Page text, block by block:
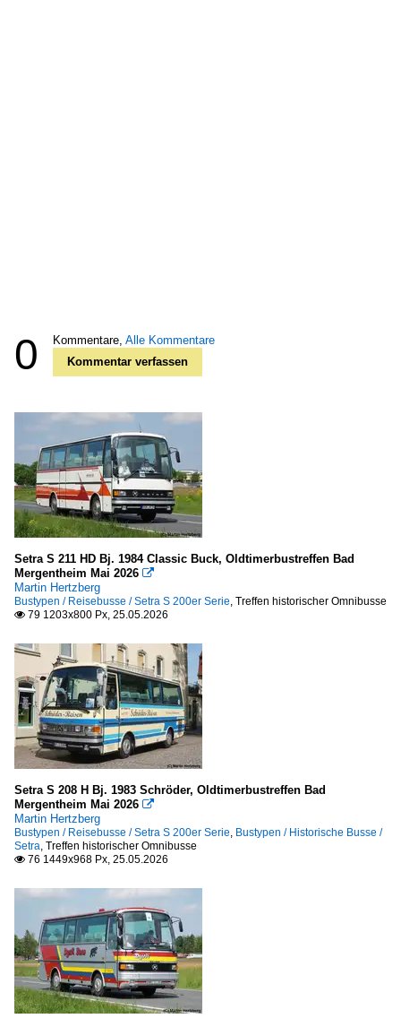
0 Kommentare, Alle Kommentare
Kommentar verfassen
Setra S 211 HD Bj. 1984 Classic Buck, Oldtimerbustreffen Bad
Mergentheim Mai 2026 
Martin Hertzberg
Bustypen / Reisebusse / Setra S 200er Serie, Treffen historischer Omnibusse
 79 1203x800 Px, 25.05.2026
Setra S 208 H Bj. 1983 Schröder, Oldtimerbustreffen Bad
Mergentheim Mai 2026 
Martin Hertzberg
Bustypen / Reisebusse / Setra S 200er Serie, Bustypen / Historische Busse /
Setra, Treffen historischer Omnibusse
 76 1449x968 Px, 25.05.2026